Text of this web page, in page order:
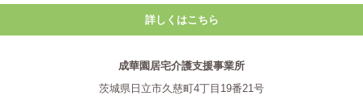
詳しくはこちら
成華園居宅介護支援事業所
茨城県日立市久慈町4丁目19番21号